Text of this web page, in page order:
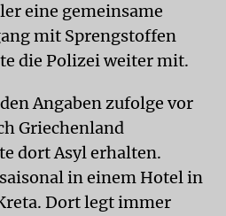
eine gemeinsame
mit Sprengstoffen
die Polizei weiter mit.
Angaben zufolge vor
Griechenland
dort Asyl erhalten.
in einem Hotel in
Dort legt immer